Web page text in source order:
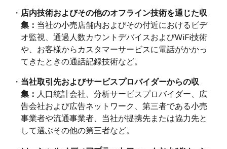
・ 店内技術およびその他のオフライン技術を通じた収
集： 当社の小売店舗内およびその付近におけるビデ
オ監視、通過人数カウントデバイスおよびWiFi技術
や、お客様からカスタマーサービスに電話がかかっ
てきたときの通話記録技術など。
・ 当社取引先およびサービスプロバイダーからの収
集： 人口統計会社、分析サービスプロバイダー、広
告会社および広告ネットワーク、第三者である小売
事業者や流通事業者、当社が提携先または協力先と
して選ぶその他の第三者など。